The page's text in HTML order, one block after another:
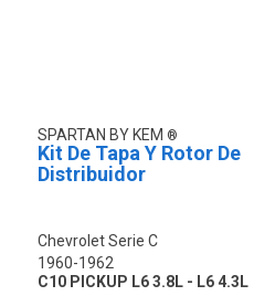
SPARTAN BY KEM
Kit De Tapa Y Rotor De
Distribuidor
Chevrolet Serie C
1960-1962
C10 PICKUP L6 3.8L - L6 4.3L